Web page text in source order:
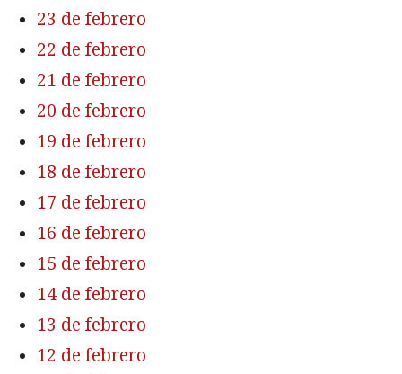
23 de febrero
22 de febrero
21 de febrero
20 de febrero
19 de febrero
18 de febrero
17 de febrero
16 de febrero
15 de febrero
14 de febrero
13 de febrero
12 de febrero